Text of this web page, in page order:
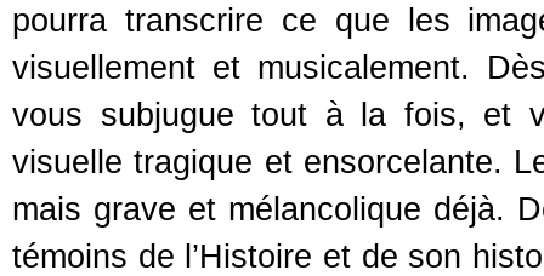
pourra transcrire ce que les
visuellement et musicalement.
vous subjugue tout à la fois, et
visuelle tragique et ensorcelante.
mais grave et mélancolique déjà.
témoins de l’Histoire et de son